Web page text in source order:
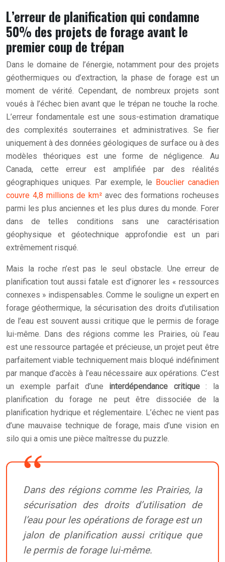
L’erreur de planification qui condamne
50% des projets de forage avant le
premier coup de trépan
Dans le domaine de l’énergie, notamment pour des projets
géothermiques ou d’extraction, la phase de forage est un
moment de vérité. Cependant, de nombreux projets sont
voués à l’échec bien avant que le trépan ne touche la roche.
L’erreur fondamentale est une sous-estimation dramatique
des complexités souterraines et administratives. Se fier
uniquement à des données géologiques de surface ou à des
modèles théoriques est une forme de négligence. Au
Canada, cette erreur est amplifiée par des réalités
géographiques uniques. Par exemple, le Bouclier canadien
couvre 4,8 millions de km² avec des formations rocheuses
parmi les plus anciennes et les plus dures du monde. Forer
dans de telles conditions sans une caractérisation
géophysique et géotechnique approfondie est un pari
extrêmement risqué.
Mais la roche n’est pas le seul obstacle. Une erreur de
planification tout aussi fatale est d’ignorer les « ressources
connexes » indispensables. Comme le souligne un expert en
forage géothermique, la sécurisation des droits d’utilisation
de l’eau est souvent aussi critique que le permis de forage
lui-même. Dans des régions comme les Prairies, où l’eau
est une ressource partagée et précieuse, un projet peut être
parfaitement viable techniquement mais bloqué indéfiniment
par manque d’accès à l’eau nécessaire aux opérations. C’est
un exemple parfait d’une interdépendance critique: la
planification du forage ne peut être dissociée de la
planification hydrique et réglementaire. L’échec ne vient pas
d’une mauvaise technique de forage, mais d’une vision en
silo qui a omis une pièce maîtresse du puzzle.
Dans des régions comme les Prairies, la
sécurisation des droits d’utilisation de
l’eau pour les opérations de forage est un
jalon de planification aussi critique que
le permis de forage lui-même.